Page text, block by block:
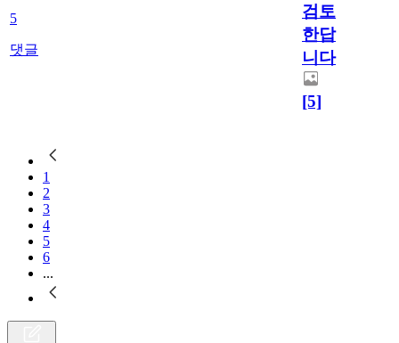
5
댓글
검토
한답
니다
[5]
1
2
3
4
5
6
...